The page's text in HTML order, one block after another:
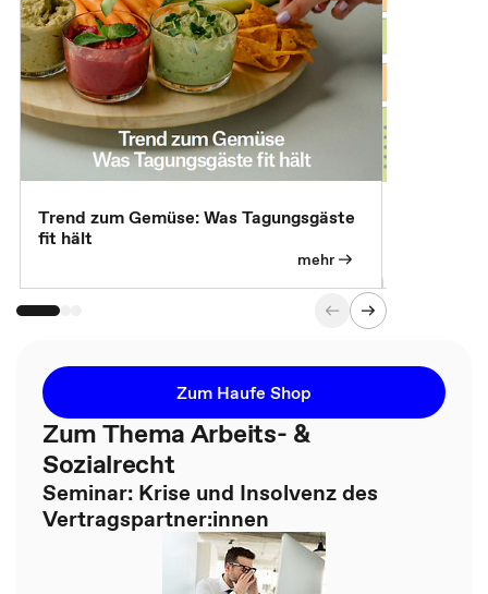
Trend zum Gemüse: Was Tagungsgäste
fit hält
mehr
Zum Haufe Shop
Zum Thema Arbeits- &
Sozialrecht
Seminar: Krise und Insolvenz des
Vertragspartner:innen